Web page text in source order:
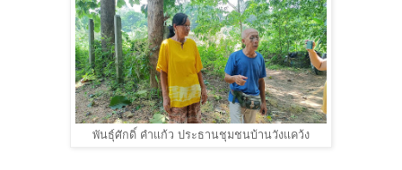
พันธุ์ศักดิ์ คำแก้ว ประธานชุมชนบ้านวังแคว้ง